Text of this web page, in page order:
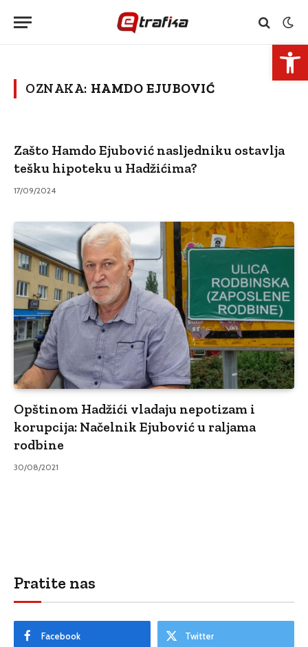
OZNAKA: HAMDO EJUBOVIĆ
Zašto Hamdo Ejubović nasljedniku ostavlja
tešku hipoteku u Hadžićima?
17/09/2024
Opštinom Hadžići vladaju nepotizam i
korupcija: Načelnik Ejubović u raljama
rodbine
30/08/2021
Pratite nas
Facebook Twitter